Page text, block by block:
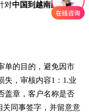
对中国到越南的海
单的目的，避免因市
失，审核内容1：1.业
盖章，客户名称是否
同事签字，并留意意